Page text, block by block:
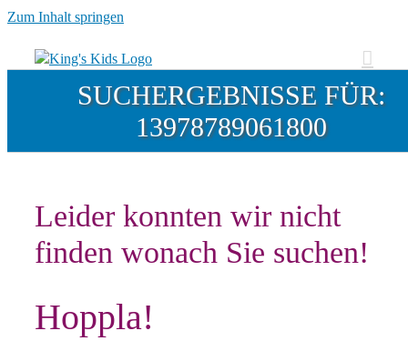
Zum Inhalt springen
SUCHERGEBNISSE FÜR:
13978789061800
Leider konnten wir nicht
finden wonach Sie suchen!
Hoppla!